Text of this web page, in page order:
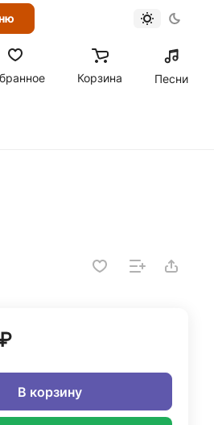
Корзина Песни
В корзину